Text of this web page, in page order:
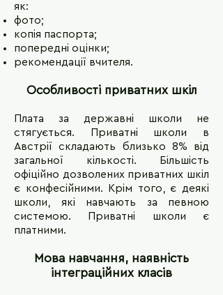
як:
фото;
копія паспорта;
попередні оцінки;
рекомендації вчителя.
Особливості приватних шкіл
Плата за державні школи не
стягується. Приватні школи в
Австрії складають близько 8% від
загальної кількості. Більшість
офіційно дозволених приватних шкіл
є конфесійними. Крім того, є деякі
школи, які навчають за певною
системою. Приватні школи є
платними.
Мова навчання, наявність
інтеграційних класів